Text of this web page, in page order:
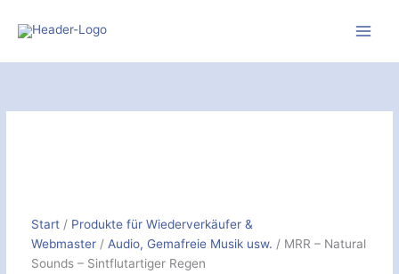
Inhalt
Start/ Produkte für Wiederverkäufer &
Webmaster/ Audio, Gemafreie Musik usw. / MRR – Natural
Sounds – Sintflutartiger Regen
Natural
Menge